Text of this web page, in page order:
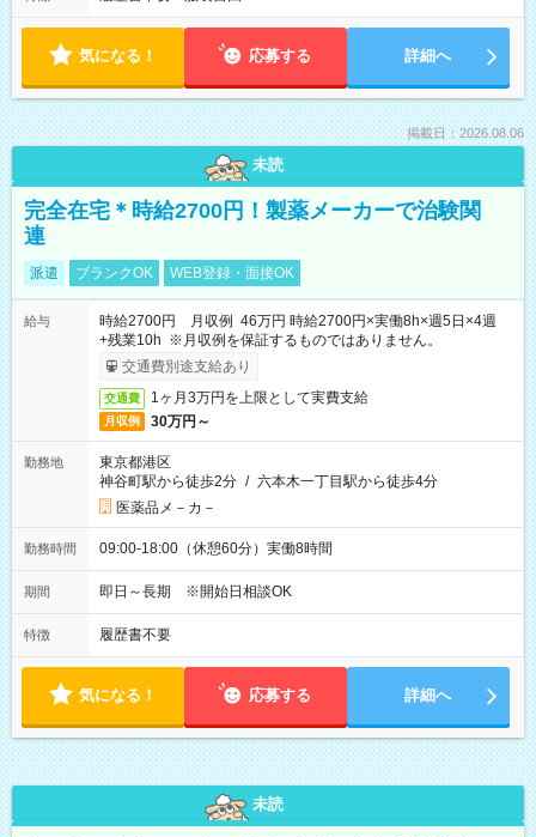
気になる！ 応募する 詳細へ
掲載日：2026.08.06
未読
完全在宅＊時給2700円！製薬メーカーで治験関
連
派遣 ブランクOK WEB登録・面接OK
給与
時給2700円 月収例 46万円 時給2700円×実働8h×週5日×4週
+残業10h ※月収例を保証するものではありません。
交通費別途支給あり
交通費 1ヶ月3万円を上限として実費支給
月収例 30万円～
勤務地
東京都港区
神谷町駅から徒歩2分 / 六本木一丁目駅から徒歩4分
医薬品メ－カ－
勤務時間 09:00-18:00（休憩60分）実働8時間
期間 即日～長期 ※開始日相談OK
特徴 履歴書不要
気になる！ 応募する 詳細へ
未読